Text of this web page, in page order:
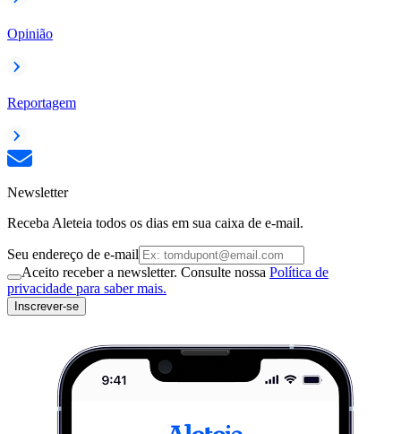
Opinião
Reportagem
Newsletter
Receba Aleteia todos os dias em sua caixa de e-mail.
Seu endereço de e-mail
Aceito receber a newsletter. Consulte nossa Política de
privacidade para saber mais.
Inscrever-se